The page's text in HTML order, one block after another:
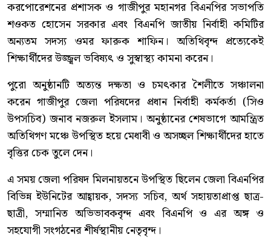
করপোরেশনের প্রশাসক ও গাজীপুর মহানগর বিএনপির সভাপতি
শওকত হোসেন সরকার এবং বিএনপি জাতীয় নির্বাহী কমিটির
অন্যতম সদস্য ওমর ফারুক শাফিন। অতিথিবৃন্দ প্রত্যেকেই
শিক্ষার্থীদের উজ্জ্বল ভবিষ্যৎ ও সুস্বাস্থ্য কামনা করেন।
পুরো অনুষ্ঠানটি অত্যন্ত দক্ষতা ও চমৎকার শৈলীতে সঞ্চালনা
করেন গাজীপুর জেলা পরিষদের প্রধান নির্বাহী কর্মকর্তা (সিও
উপসচিব) জনাব নজরুল ইসলাম। অনুষ্ঠানের শেষভাগে আমন্ত্রিত
অতিথিগণ মঞ্চে উপস্থিত হয়ে মেধাবী ও অসচ্ছল শিক্ষার্থীদের হাতে
বৃত্তির চেক তুলে দেন।
এ সময় জেলা পরিষদ মিলনায়তনে উপস্থিত ছিলেন জেলা বিএনপির
বিভিন্ন ইউনিটের আহ্বায়ক, সদস্য সচিব, অর্থ সহায়তাপ্রাপ্ত ছাত্র-
ছাত্রী, সম্মানিত অভিভাবকবৃন্দ এবং বিএনপি ও এর অঙ্গ ও
সহযোগী সংগঠনের শীর্ষস্থানীয় নেতৃবৃন্দ।